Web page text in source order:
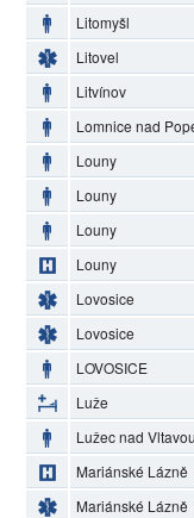
Litomyšl
Litovel
Litvínov
Lomnice nad
Louny
Louny
Louny
Louny
Lovosice
Lovosice
LOVOSICE
Luže
Lužec nad
Mariánské Lázně
Mariánské Lázně